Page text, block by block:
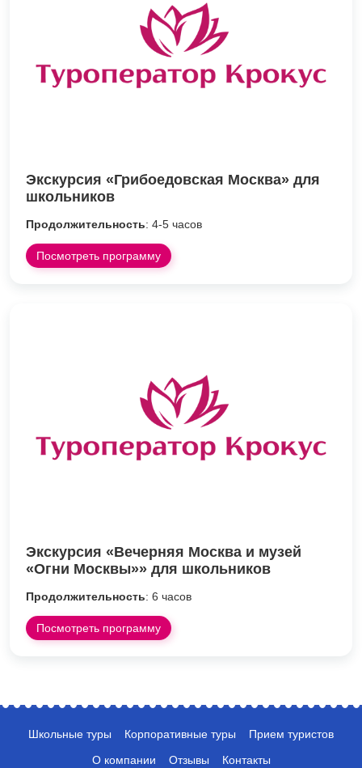
Экскурсия «Грибоедовская Москва» для
школьников
Продолжительность: 4-5 часов
Посмотреть программу
Экскурсия «Вечерняя Москва и музей
«Огни Москвы»» для школьников
Продолжительность: 6 часов
Посмотреть программу
Школьные туры Корпоративные туры
Прием туристов
О компании
Отзывы Контакты